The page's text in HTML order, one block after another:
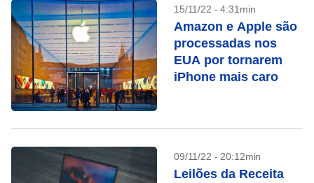
15/11/22 - 4:31min
Amazon e Apple são
processadas nos
EUA por tornarem
iPhone mais caro
09/11/22 - 20:12min
Leilões da Receita